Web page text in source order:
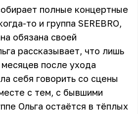
полные концертные
то и группа SEREBRO,
обязана своей
рассказывает, что лишь
после ухода
себя говорить со сцены
с тем, с бывшими
Ольга остаётся в тёплых